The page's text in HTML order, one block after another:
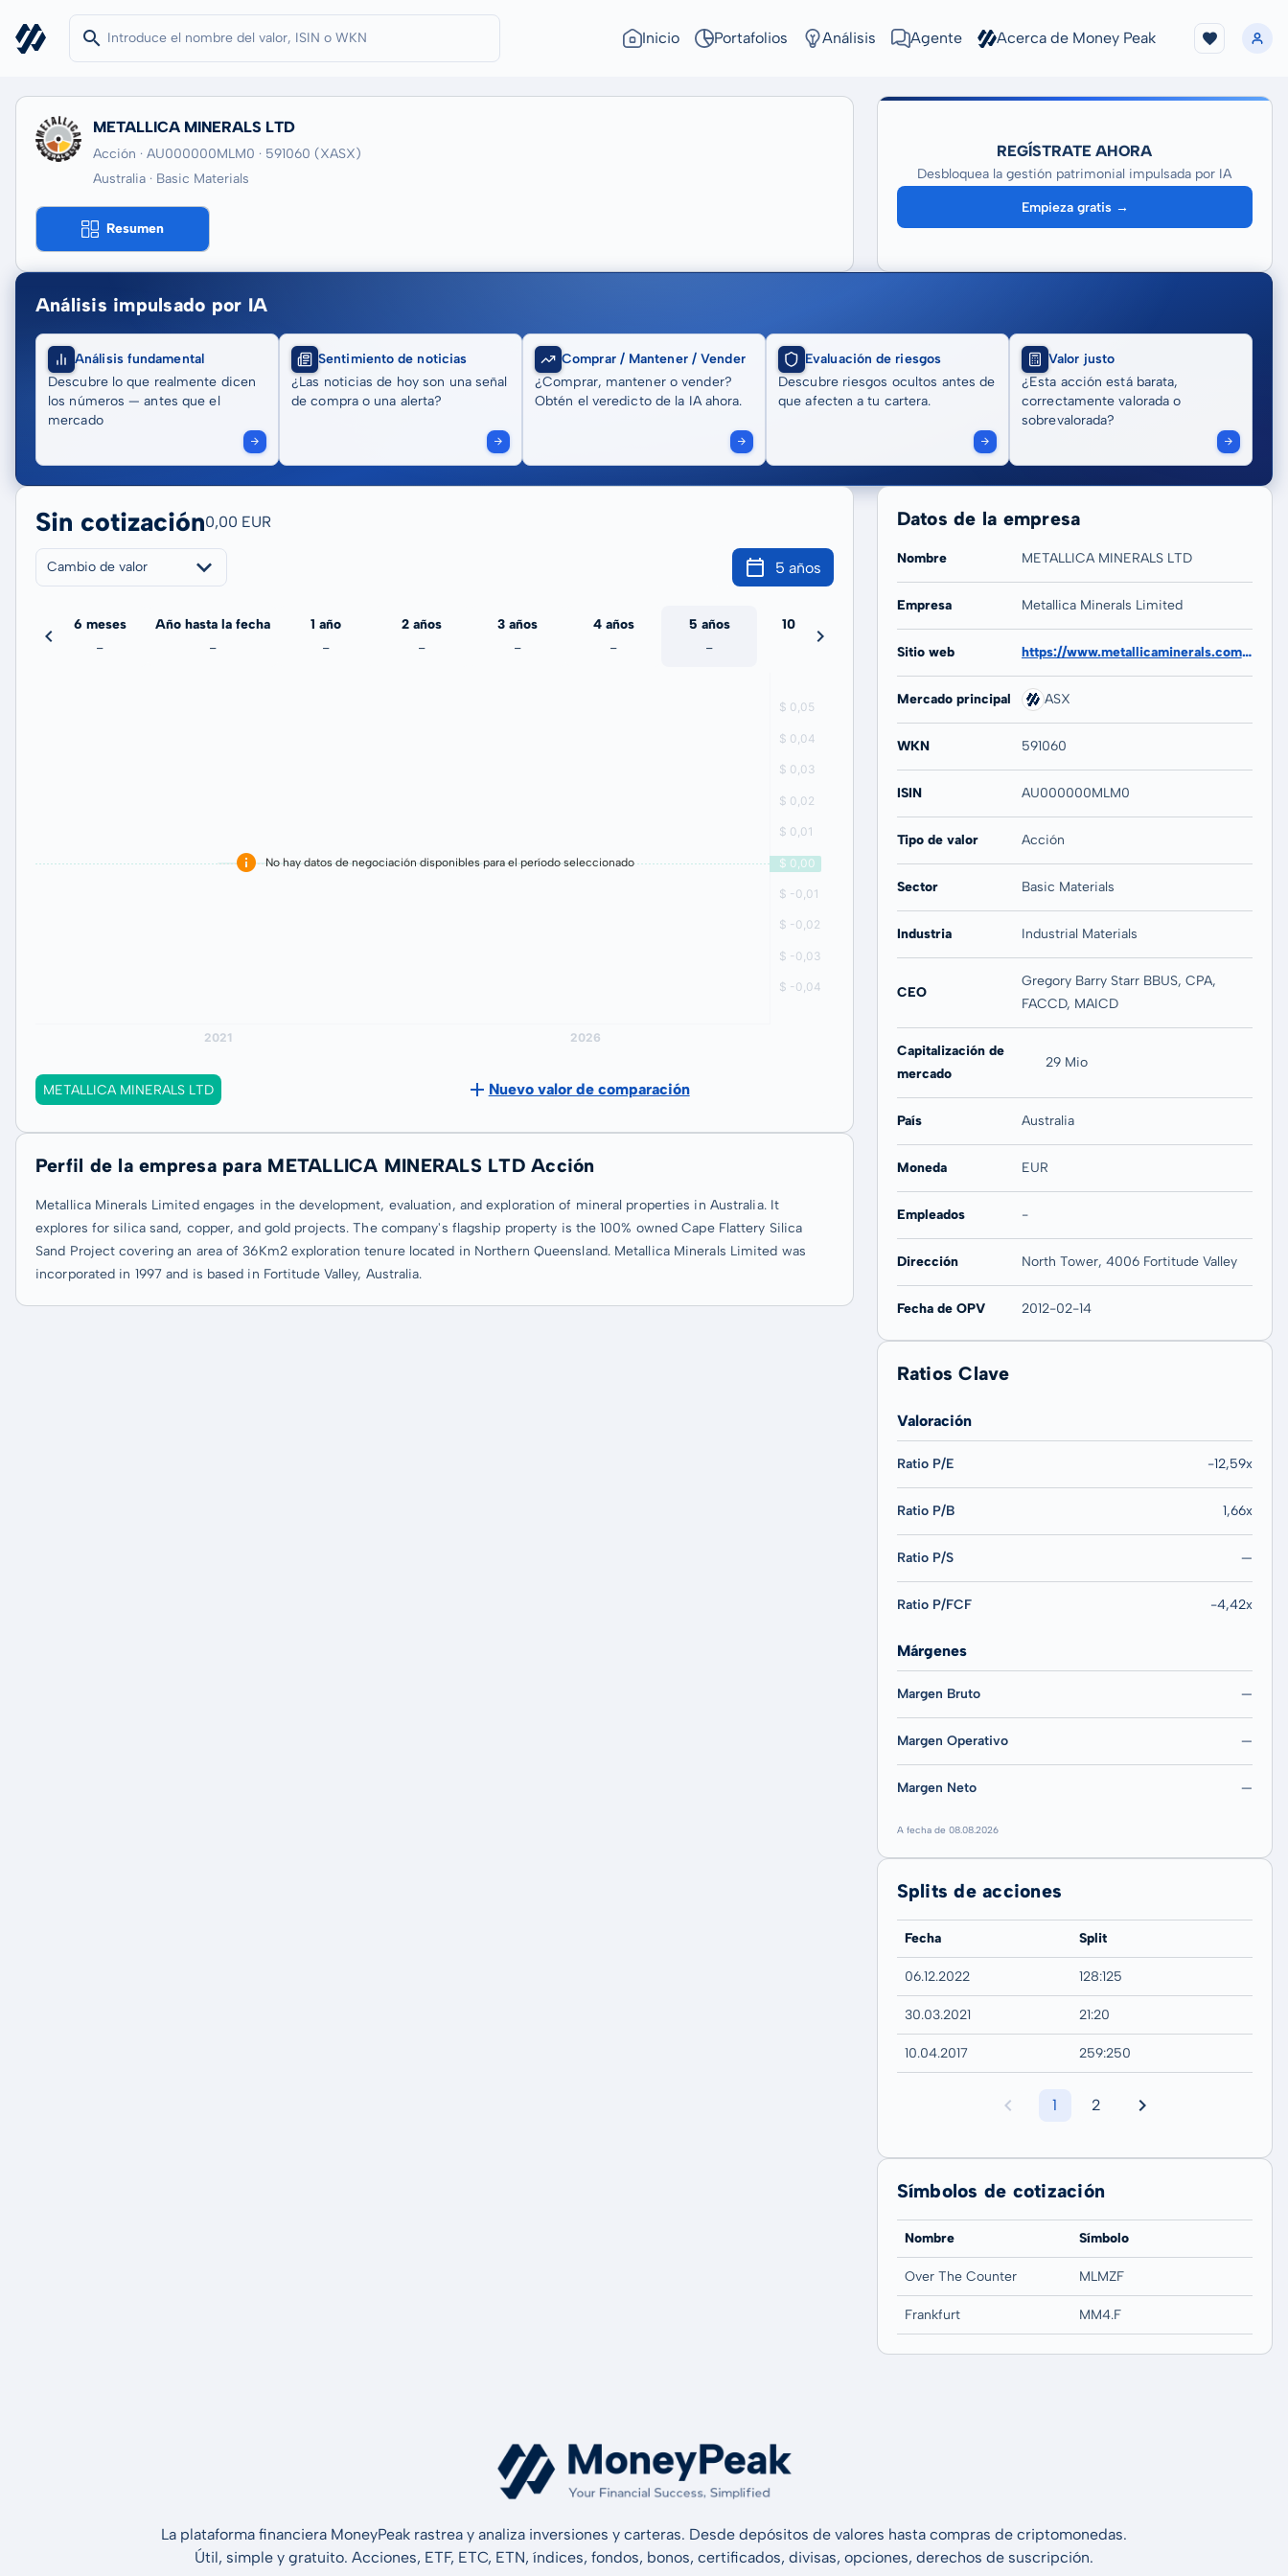
Inicio Portafolios Análisis Agente Acerca de Money Peak
METALLICA MINERALS LTD
Acción · AU000000MLM0 · 591060 (XASX)
Australia · Basic Materials
Resumen
REGÍSTRATE AHORA
Desbloquea la gestión patrimonial impulsada por IA
Empieza gratis →
Análisis impulsado por IA
Análisis fundamental
Descubre lo que realmente dicen
los números — antes que el
mercado
Sentimiento de noticias
¿Las noticias de hoy son una señal
de compra o una alerta?
Comprar / Mantener / Vender
¿Comprar, mantener o vender?
Obtén el veredicto de la IA ahora.
Evaluación de riesgos
Descubre riesgos ocultos antes de
que afecten a tu cartera.
Valor justo
¿Esta acción está barata,
correctamente valorada o
sobrevalorada?
Sin cotización0,00 EUR
Cambio de valor 5 años
6 meses
-
Año hasta la fecha
-
1 año
-
2 años
-
3 años
-
4 años
-
5 años
-
10 años
-
No hay datos de negociación disponibles para el período seleccionado
METALLICA MINERALS LTD Nuevo valor de comparación
Perfil de la empresa para METALLICA MINERALS LTD Acción
Metallica Minerals Limited engages in the development, evaluation, and exploration of mineral properties in Australia. It
explores for silica sand, copper, and gold projects. The company's flagship property is the 100% owned Cape Flattery Silica
Sand Project covering an area of 36Km2 exploration tenure located in Northern Queensland. Metallica Minerals Limited was
incorporated in 1997 and is based in Fortitude Valley, Australia.
Datos de la empresa
Nombre METALLICA MINERALS LTD
Empresa Metallica Minerals Limited
Sitio web https://www.metallicaminerals.com.au
Mercado principal ASX
WKN 591060
ISIN AU000000MLM0
Tipo de valor Acción
Sector Basic Materials
Industria Industrial Materials
CEO
Gregory Barry Starr BBUS, CPA,
FACCD, MAICD
Capitalización de
mercado
29 Mio
País Australia
Moneda EUR
Empleados -
Dirección North Tower, 4006 Fortitude Valley
Fecha de OPV 2012-02-14
Ratios Clave
Valoración
Ratio P/E -12,59x
Ratio P/B 1,66x
Ratio P/S —
Ratio P/FCF -4,42x
Márgenes
Margen Bruto —
Margen Operativo —
Margen Neto —
A fecha de 08.08.2026
Splits de acciones
Fecha Split
06.12.2022 128:125
30.03.2021 21:20
10.04.2017 259:250
1 2
Símbolos de cotización
Nombre Símbolo
Over The Counter MLMZF
Frankfurt MM4.F
La plataforma financiera MoneyPeak rastrea y analiza inversiones y carteras. Desde depósitos de valores hasta compras de criptomonedas.
Útil, simple y gratuito. Acciones, ETF, ETC, ETN, índices, fondos, bonos, certificados, divisas, opciones, derechos de suscripción.